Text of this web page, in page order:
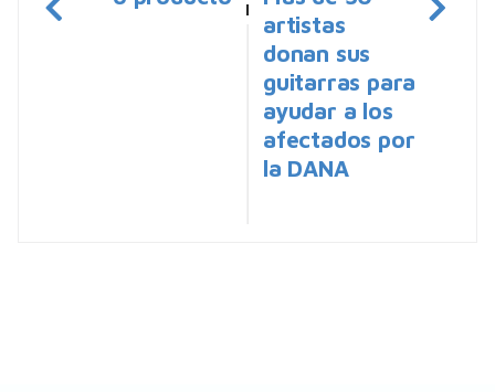
|
artistas
donan sus
guitarras para
ayudar a los
afectados por
la DANA